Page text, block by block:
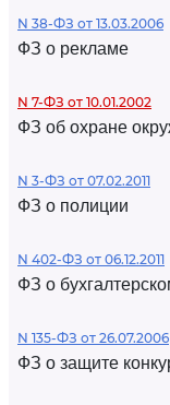
N 38-ФЗ от 13.03.2006
ФЗ о рекламе
N 7-ФЗ от 10.01.2002
ФЗ об охране
N 3-ФЗ от 07.02.2011
ФЗ о полиции
N 402-ФЗ от 06.12.2011
ФЗ о
N 135-ФЗ от 26.07.2006
ФЗ о защите